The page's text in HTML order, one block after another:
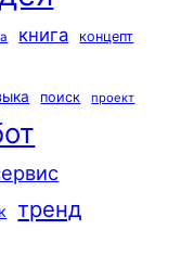
книга
концепт
поиск проект
тренд